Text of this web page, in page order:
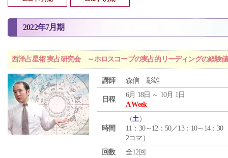
2022年7月期
西洋占星術 実占研究会 ～ホロスコープの実占的リーディングの経験
講師 森信 彰雄
日程
6月 18日 ～ 10月 1日
A Week
時間
（土）
11：30～12：50／13：10～14：30
2コマ）
回数
全12回